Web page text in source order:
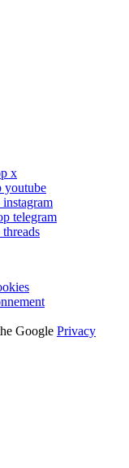
x
youtube
telegram
Google Privacy